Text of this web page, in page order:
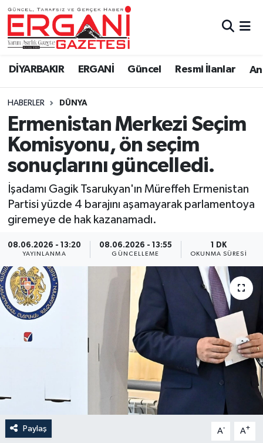
DİYARBAKIR ERGANİ Güncel Resmi İlanlar
HABERLER DÜNYA
Ermenistan Merkezi Seçim
Komisyonu, ön seçim
sonuçlarını güncelledi.
İşadamı Gagik Tsarukyan'ın Müreffeh Ermenistan
Partisi yüzde 4 barajını aşamayarak parlamentoya
giremeye de hak kazanamadı.
08.06.2026 - 13:20
YAYINLANMA
08.06.2026 - 13:55
GÜNCELLEME
1 DK
OKUNMA SÜRESI
Paylaş A- A+
DİYARBAKIR
BİSMİL
BAĞLAR
ERGANİ
Güncel
Eği̇ti̇m
Resmi İlanlar
Sağlık
Si̇yaset
Spor
Yaşam
Anali̇z
Bi̇li̇m & Teknoloji̇
Eği̇ti̇m
Ergani Nöbetçi Eczaneler
Ergani Hava Durumu
Ergani Trafik Yoğunluk Haritası
Süper Lig Puan Durumu ve Fikstür
Tüm Manşetler
Son Dakika Haberleri
Haber Arşivi